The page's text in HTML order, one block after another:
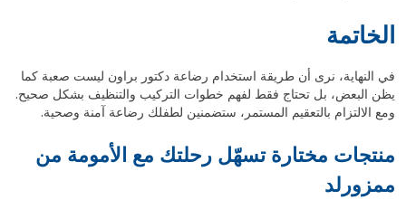
الخاتمة
في النهاية، نرى أن طريقة استخدام رضاعة دكتور براون ليست صعبة كما
يظن البعض، بل تحتاج فقط لفهم خطوات التركيب والتنظيف بشكل صحيح.
ومع الالتزام بالتعقيم المستمر، ستضمنين لطفلك رضاعة آمنة وصحية.
منتجات مختارة تسهّل رحلتك مع الأمومة من
ممزورلد